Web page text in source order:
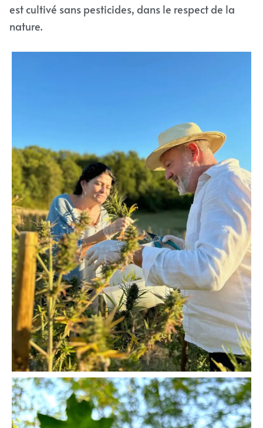
est cultivé sans pesticides, dans le respect de la
nature.